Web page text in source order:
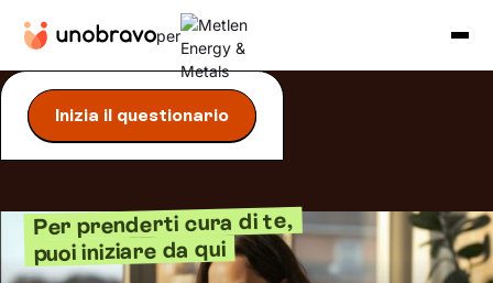
per
Inizia il questionario
Per prenderti cura di te,
puoi iniziare da qui